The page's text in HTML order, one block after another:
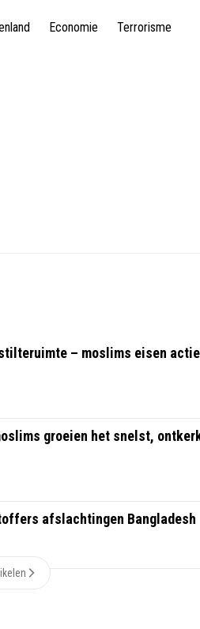
Economie Terrorisme
– moslims eisen
groeien het snelst,
afslachtingen Bangladesh